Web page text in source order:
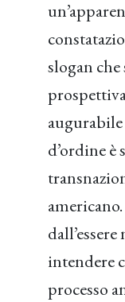
slogan
d’ordine è
intendere
processo